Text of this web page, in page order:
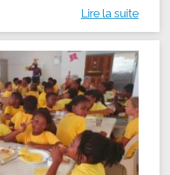
Lire la suite